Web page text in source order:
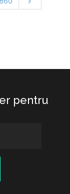
pentru